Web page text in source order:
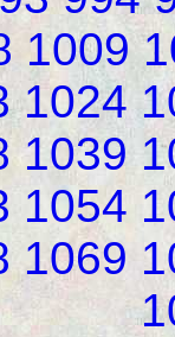
1009
1024
1039
1054
1069